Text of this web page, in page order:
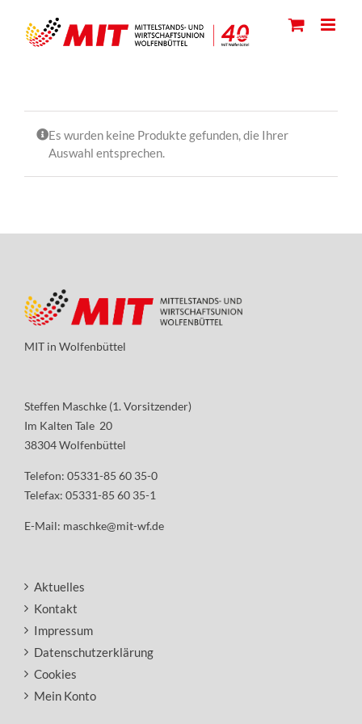
content
Es wurden keine Produkte gefunden, die Ihrer
Auswahl entsprechen.
MIT in Wolfenbüttel
Steffen Maschke (1. Vorsitzender)
Im Kalten Tale 20
38304 Wolfenbüttel
Telefon: 05331-85 60 35-0
Telefax: 05331-85 60 35-1
E-Mail: maschke@mit-wf.de
Aktuelles
Kontakt
Impressum
Datenschutzerklärung
Cookies
Mein Konto